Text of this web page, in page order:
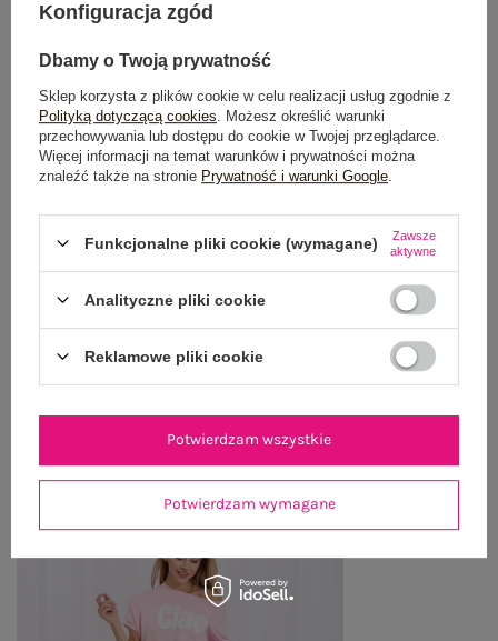
100 dni na zwrot
OPIS PRODUKTU
GŁÓWNE PARAMETRY
OSTATNIO OGLĄDANE
Konfiguracja zgód
Dbamy o Twoją prywatność
Sklep korzysta z plików cookie w celu realizacji usług zgodnie z
Polityką dotyczącą cookies . Możesz określić warunki
przechowywania lub dostępu do cookie w Twojej przeglądarce.
Więcej informacji na temat warunków i prywatności można
znaleźć także na stronie Prywatność i warunki Google
Funkcjonalne pliki cookie (wymagane)
Zawsze
aktywne
Analityczne pliki cookie
Reklamowe pliki cookie
Potwierdzam wymagane
Potwierdzam wszystkie